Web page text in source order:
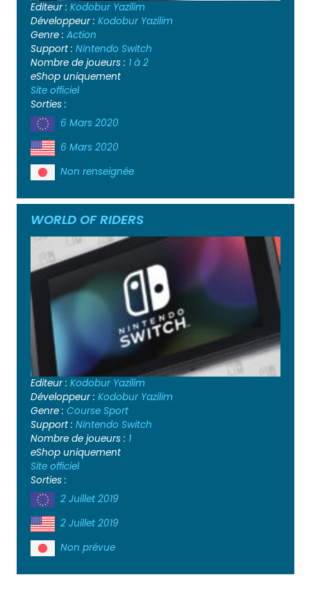
Editeur : Kodobur Yazilim
Développeur : Kodobur Yazilim
Genre : Action
Support : Nintendo Switch
Nombre de joueurs : 1 à 2
eShop uniquement
Site officiel
Sorties :
6 Mars 2020
6 Mars 2020
Non renseignée
WORLD OF RIDERS
Editeur : Kodobur Yazilim
Développeur : Kodobur Yazilim
Genre : Course Sport
Support : Nintendo Switch
Nombre de joueurs : 1
eShop uniquement
Site officiel
Sorties :
2 Juillet 2019
2 Juillet 2019
Non prévue